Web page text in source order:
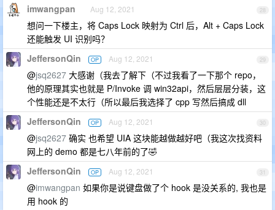
28
imwangpan Aug 12, 2021
想问一下楼主，将 Caps Lock 映射为 Ctrl 后，Alt + Caps Lock
还能触发 UI 识别吗？
29
JeffersonQin OP Aug 12, 2021
@jsq2627 大感谢（我去了解下（不过我看了一下那个 repo，
他的原理其实也就是 P/Invoke 调 win32api，然后层层分装，这
个性能还是不太行（所以最后我选择了 cpp 写然后搞成 dll
30
JeffersonQin OP Aug 12, 2021
@jsq2627 确实 也希望 UIA 这块能越做越好吧（我这次找资料
网上的 demo 都是七八年前的了🤣
31
JeffersonQin OP Aug 12, 2021
@imwangpan 如果你是说键盘做了个 hook 是没关系的, 我也是
用 hook 的